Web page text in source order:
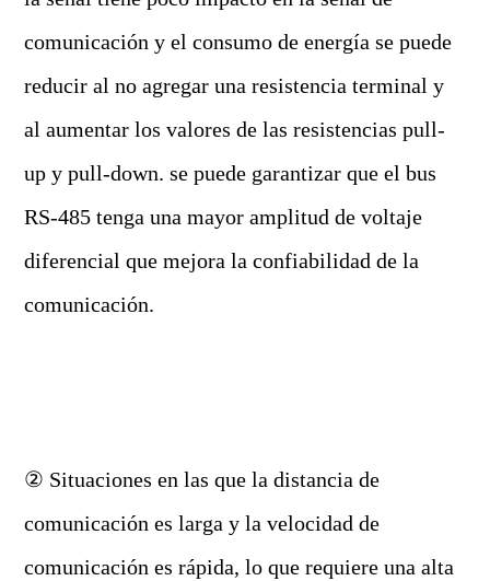
comunicación y el consumo de energía se puede
reducir al no agregar una resistencia terminal y
al aumentar los valores de las resistencias pull-
up y pull-down. se puede garantizar que el bus
RS-485 tenga una mayor amplitud de voltaje
diferencial que mejora la confiabilidad de la
comunicación.
② Situaciones en las que la distancia de
comunicación es larga y la velocidad de
comunicación es rápida, lo que requiere una alta